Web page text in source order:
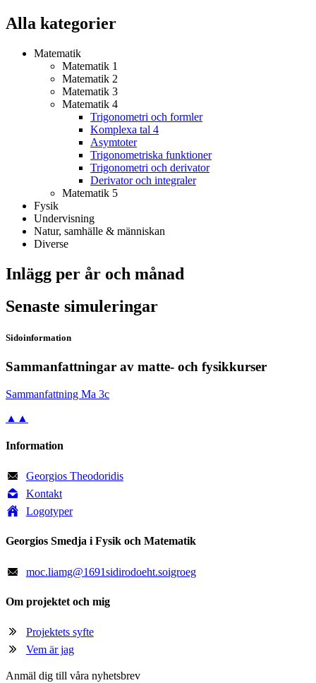
Alla kategorier
Matematik
Matematik 1
Matematik 2
Matematik 3
Matematik 4
Trigonometri och formler
Komplexa tal 4
Asymtoter
Trigonometriska funktioner
Trigonometri och derivator
Derivator och integraler
Matematik 5
Fysik
Undervisning
Natur, samhälle & människan
Diverse
Inlägg per år och månad
Senaste simuleringar
Sidoinformation
Sammanfattningar av matte- och fysikkurser
Sam­man­fatt­ning Ma 3c
▲▲
Information
Georgios Theodoridis
Kontakt
Logotyper
Georgios Smedja i Fysik och Matematik
moc.liamg@1691sidirodoeht.soigroeg
Om projektet och mig
Projektets syfte
Vem är jag
Anmäl dig till våra nyhetsbrev